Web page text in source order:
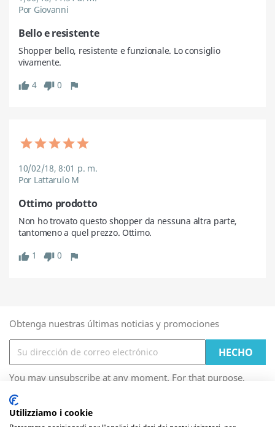
Por Giovanni
Bello e resistente
Shopper bello, resistente e funzionale. Lo consiglio
vivamente.
4
0
10/02/18, 8:01 p. m.
Por Lattarulo M
Ottimo prodotto
Non ho trovato questo shopper da nessuna altra parte,
tantomeno a quel prezzo. Ottimo.
1
0
Obtenga nuestras últimas noticias y promociones
You may unsubscribe at any moment. For that purpose,
Utilizziamo i cookie